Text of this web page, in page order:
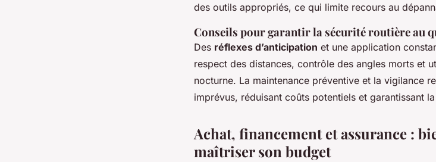
des outils appropriés, ce qui limite recours au
Conseils pour garantir la sécurité routière au
Des réflexes d’anticipation et une application
respect des distances, contrôle des angles morts et
nocturne. La maintenance préventive et la vigilance
imprévus, réduisant coûts potentiels et garantissant
Achat, financement et assurance :
maîtriser son budget